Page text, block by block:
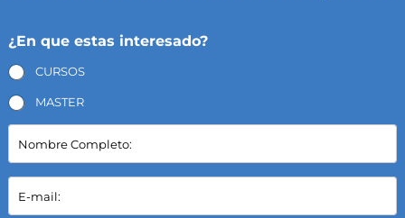
¿En que estas interesado?
CURSOS
MASTER
N
m
b
E